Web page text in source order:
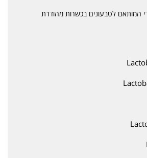
המותאם לטבעונים בכשרות מהודרת